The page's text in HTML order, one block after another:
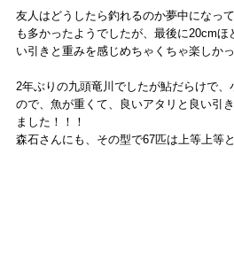
友人はどうしたら釣れるのか夢中になっ
も多かったようでしたが、最後に20cmほ
い引きと重みを感じめちゃくちゃ楽しか
2年ぶりの九頭竜川でしたが鮎だらけで
ので、魚が重くて、良いアタリと良い引
ました！！！
森石さんにも、その型で67匹は上等上等